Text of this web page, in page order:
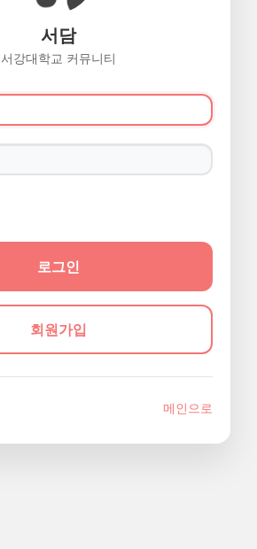
서담
서강대학교 커뮤니티
회원가입
메인으로